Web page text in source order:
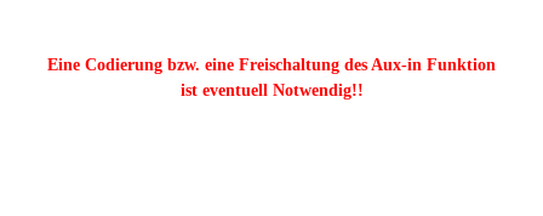
Eine Codierung bzw. eine Freischaltung des Aux-in Funktion
ist eventuell Notwendig!!